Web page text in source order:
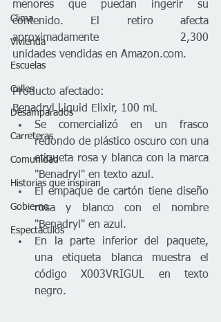
Clima
Vivienda
Escuelas
Calles
Desamparados
Carreteras
Comunidad
Historias que inspiran
Gobierno
Espectáculos
menores que puedan ingerir su
contenido. El retiro afecta
aproximadamente 2,300
unidades vendidas en Amazon.com.
Producto afectado:
Benadryl Liquid Elixir, 100 mL
Se comercializó en un frasco
redondo de plástico oscuro con una
etiqueta rosa y blanca con la marca
"Benadryl" en texto azul.
El empaque de cartón tiene diseño
rosa y blanco con el nombre
"Benadryl" en azul.
En la parte inferior del paquete,
una etiqueta blanca muestra el
código X003VRIGUL en texto
negro.